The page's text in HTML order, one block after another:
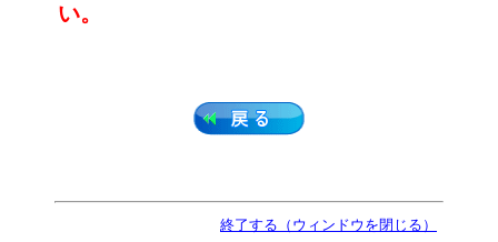
い。
終了する（ウィンドウを閉じる）